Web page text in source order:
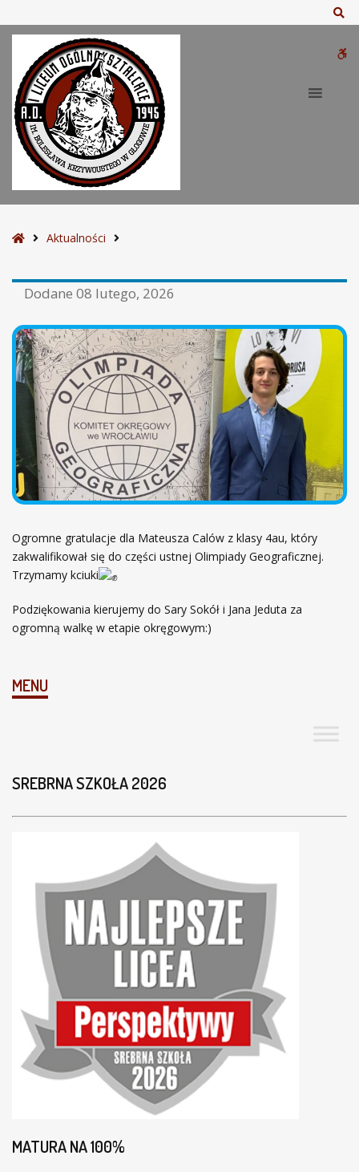
S
o
a
g
ł
ó
Aktualności
Dodane 08 lutego, 2026
Ogromne gratulacje dla Mateusza Calów z klasy 4au, który
zakwalifikował się do części ustnej Olimpiady Geograficznej.
Trzymamy kciuki
Podziękowania kierujemy do Sary Sokół i Jana Jeduta za
ogromną walkę w etapie okręgowym:)
MENU
SREBRNA SZKOŁA 2026
MATURA NA 100%